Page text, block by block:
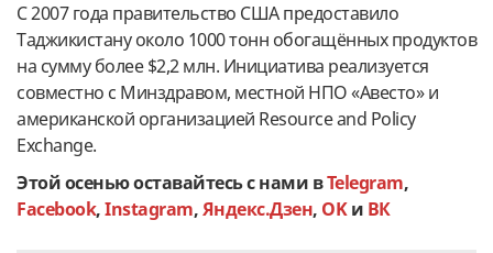
С 2007 года правительство США предоставило
Таджикистану около 1000 тонн обогащённых продуктов
на сумму более $2,2 млн. Инициатива реализуется
совместно с Минздравом, местной НПО «Авесто» и
американской организацией Resource and Policy
Exchange.
Этой осенью оставайтесь с нами вTelegram,
Facebook,Instagram,Яндекс.Дзен, OKи ВК